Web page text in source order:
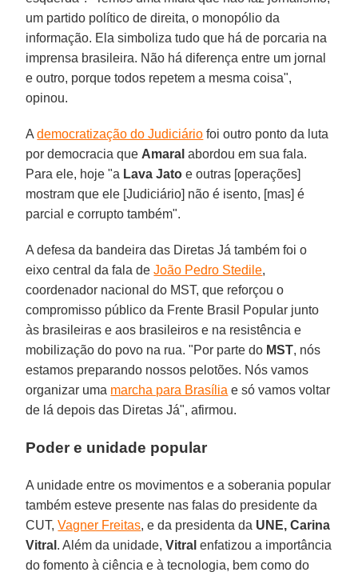
um partido político de direita, o monopólio da
informação. Ela simboliza tudo que há de porcaria na
imprensa brasileira. Não há diferença entre um jornal
e outro, porque todos repetem a mesma coisa",
opinou.
Ademocratização do Judiciário foi outro ponto da luta
por democracia que Amaral abordou em sua fala.
Para ele, hoje "a Lava Jato e outras [operações]
mostram que ele [Judiciário] não é isento, [mas] é
parcial e corrupto também".
A defesa da bandeira das Diretas Já também foi o
eixo central da fala deJoão Pedro Stedile,
coordenador nacional do MST, que reforçou o
compromisso público da Frente Brasil Popular junto
às brasileiras e aos brasileiros e na resistência e
mobilização do povo na rua. "Por parte do MST, nós
estamos preparando nossos pelotões. Nós vamos
organizar uma marcha para Brasília e só vamos voltar
de lá depois das Diretas Já", afirmou.
Poder e unidade popular
A unidade entre os movimentos e a soberania popular
também esteve presente nas falas do presidente da
CUT, Vagner Freitas, e da presidenta da UNE, Carina
Vitral . Além da unidade,Vitral enfatizou a importância
do fomento à ciência e à tecnologia, bem como do